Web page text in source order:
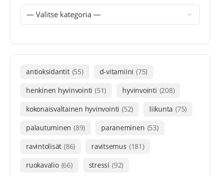
antioksidantit (55) d-vitamiini (75)
henkinen hyvinvointi (51) hyvinvointi (208)
kokonaisvaltainen hyvinvointi (52) liikunta (75)
palautuminen (89) paraneminen (53)
ravintolisät (86) ravitsemus (181)
ruokavalio (66) stressi (92)